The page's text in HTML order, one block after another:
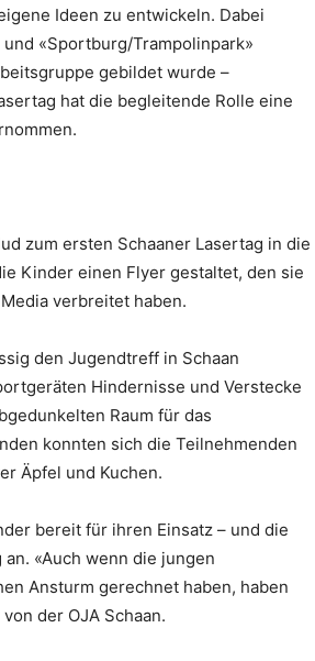
Ideen zu entwickeln. Dabei
«Sportburg/Trampolinpark»
gebildet wurde –
hat die begleitende Rolle eine
zum ersten Schaaner Lasertag in die
Kinder einen Flyer gestaltet, den sie
verbreitet haben.
den Jugendtreff in Schaan
Hindernisse und Verstecke
Raum für das
konnten sich die Teilnehmenden
Äpfel und Kuchen.
bereit für ihren Einsatz – und die
«Auch wenn die jungen
Ansturm gerechnet haben, haben
der OJA Schaan.